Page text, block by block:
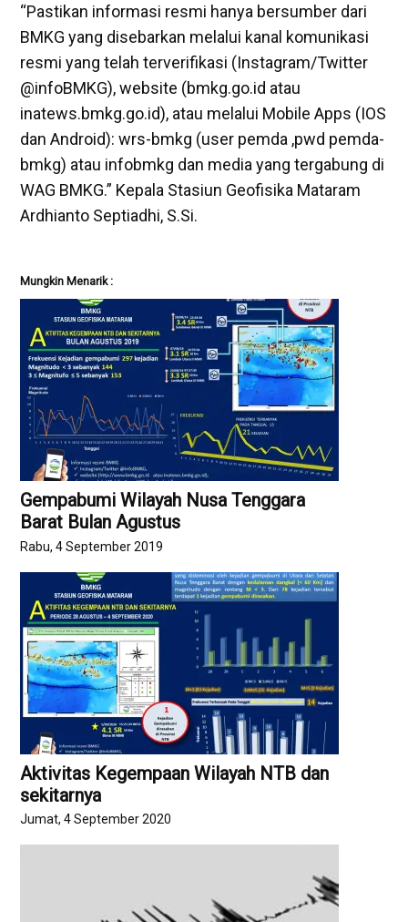
“Pastikan informasi resmi hanya bersumber dari
BMKG yang disebarkan melalui kanal komunikasi
resmi yang telah terverifikasi (Instagram/Twitter
@infoBMKG), website (bmkg.go.id atau
inatews.bmkg.go.id), atau melalui Mobile Apps (IOS
dan Android): wrs-bmkg (user pemda ,pwd pemda-
bmkg) atau infobmkg dan media yang tergabung di
WAG BMKG.” Kepala Stasiun Geofisika Mataram
Ardhianto Septiadhi, S.Si.
Mungkin Menarik :
Gempabumi Wilayah Nusa Tenggara
Barat Bulan Agustus
Rabu, 4 September 2019
Aktivitas Kegempaan Wilayah NTB dan
sekitarnya
Jumat, 4 September 2020